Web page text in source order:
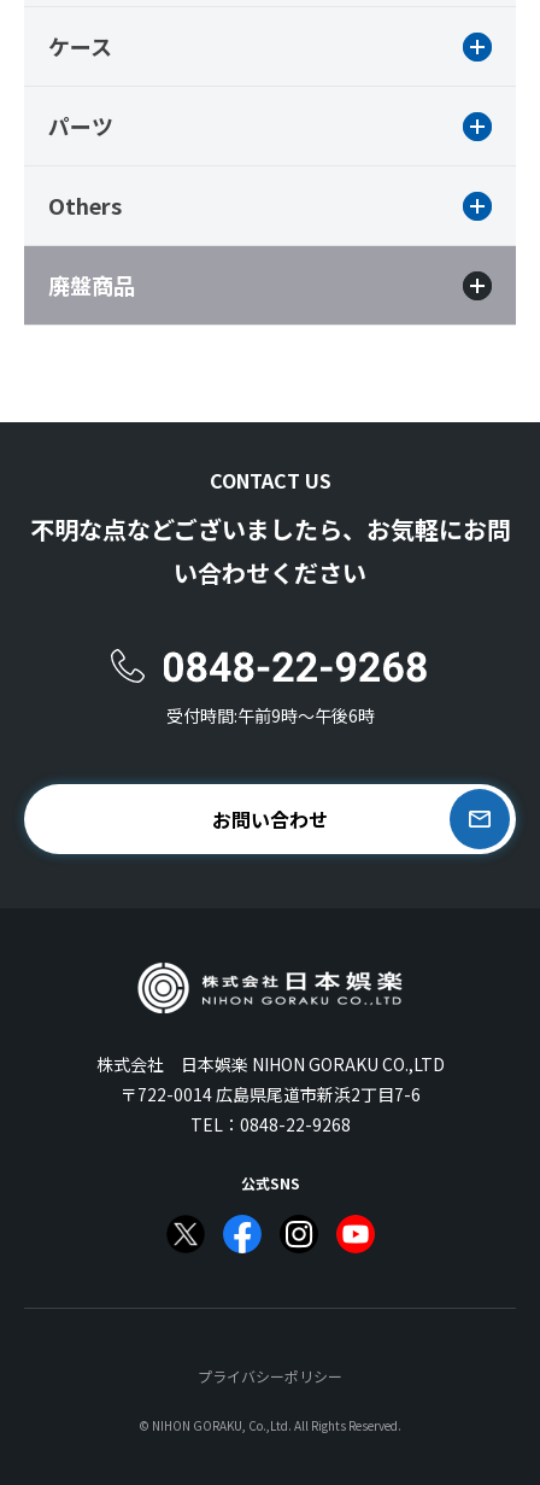
ケース
パーツ
Others
廃盤商品
CONTACT US
不明な点などございましたら、お気軽にお問
い合わせください
受付時間:午前9時〜午後6時
お問い合わせ
株式会社 日本娯楽 NIHON GORAKU CO.,LTD
〒722-0014 広島県尾道市新浜2丁目7-6
TEL： 0848-22-9268
公式SNS
プライバシーポリシー
© NIHON GORAKU, Co.,Ltd. All Rights Reserved.